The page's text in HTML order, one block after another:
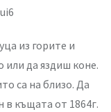
из горите и
или да яздиш коне.
са на близо. Да
в къщата от 1864г.